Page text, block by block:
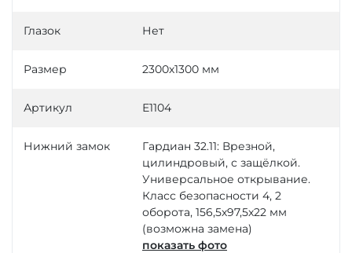
Глазок Нет
Размер 2300х1300 мм
Артикул Е1104
Нижний замок
Гардиан 32.11: Врезной,
цилиндровый, с защёлкой.
Универсальное открывание.
Класс безопасности 4, 2
оборота, 156,5х97,5х22 мм
(возможна замена)
показать фото